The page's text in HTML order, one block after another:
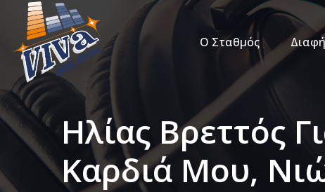
Ο Σταθμός
Ηλίας Βρεττός
Καρδιά Μου,